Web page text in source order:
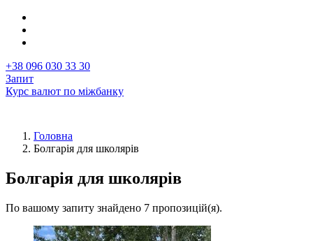
+38 096 030 33 30
Запит
Курс валют по міжбанку
Рядок
навіґації
Головна
Болгарія для школярів
Болгарія для школярів
По вашому запиту знайдено 7 пропозицій(я).